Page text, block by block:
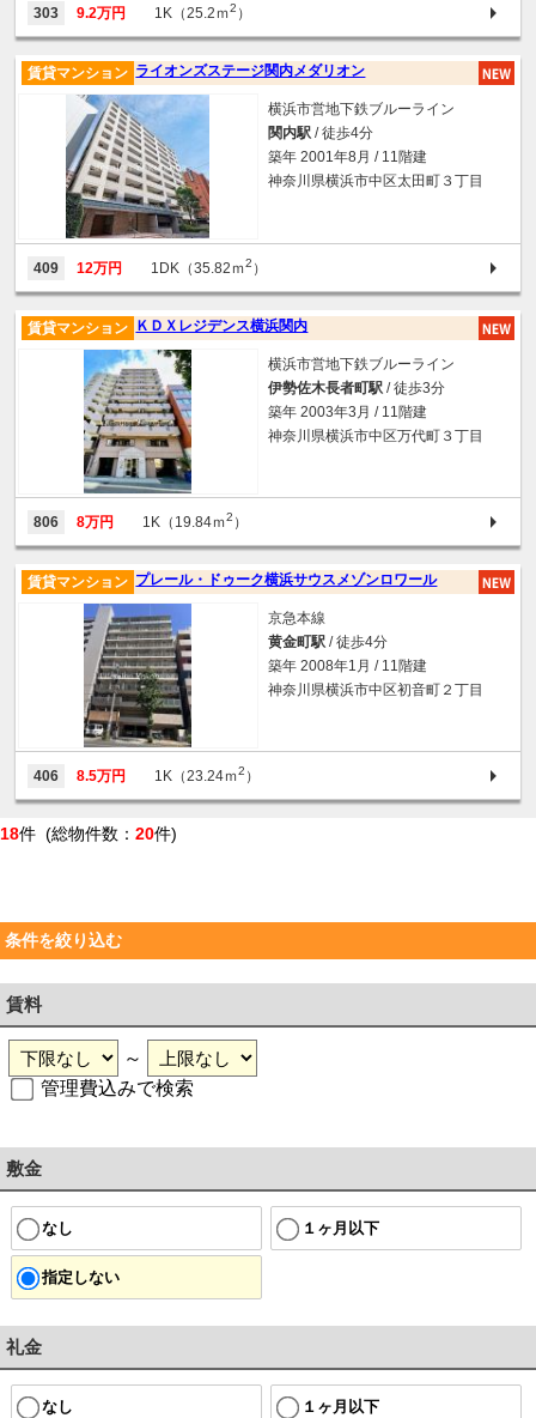
303 9.2万円 1K（25.2ｍ2 ）
ライオンズステージ関内メダリオン
賃貸マンション
横浜市営地下鉄ブルーライン
関内駅 / 徒歩4分
築年 2001年8月 / 11階建
神奈川県横浜市中区太田町３丁目
409 12万円 1DK（35.82ｍ2 ）
ＫＤＸレジデンス横浜関内
賃貸マンション
横浜市営地下鉄ブルーライン
伊勢佐木長者町駅 / 徒歩3分
築年 2003年3月 / 11階建
神奈川県横浜市中区万代町３丁目
806 8万円 1K（19.84ｍ2 ）
プレール・ドゥーク横浜サウスメゾンロワール
賃貸マンション
京急本線
黄金町駅 / 徒歩4分
築年 2008年1月 / 11階建
神奈川県横浜市中区初音町２丁目
406 8.5万円 1K（23.24ｍ2 ）
18件 (総物件数： 20件)
条件を絞り込む
賃料
～
管理費込みで検索
敷金
なし １ヶ月以下
指定しない
礼金
なし １ヶ月以下